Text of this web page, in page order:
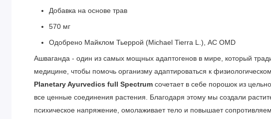
Добавка на основе трав
570 мг
Одобрено Майклом Тьеррой (Michael Tierra L.), AC OMD
Ашваганда - один из самых мощных адаптогенов в мире, который
медицине, чтобы помочь организму адаптироваться к
Planetary Ayurvedics full Spectrum сочетает в себе порошок из
все ценные соединения растения. Благодаря этому мы создали
психическое напряжение, омолаживает тело и повышает